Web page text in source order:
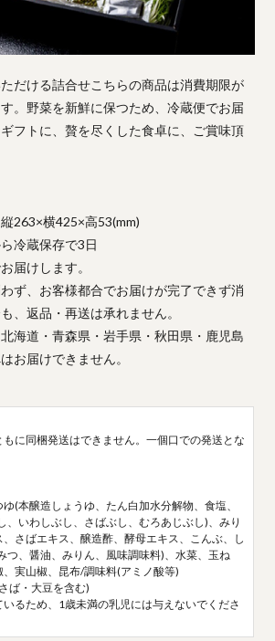
だける詰合せこちらの商品は消費期限が
。野菜を新鮮に保つため、冷蔵便でお届
フトに、贅を尽くした食卓に、ご賞味頂
263×横425×高53(mm)
冷蔵保存で3日
届けします。
ず、お客様都合でお届けが完了できず消
、返品・再送は承れません。
海道・青森県・岩手県・秋田県・鹿児島
お届けできません。
に同梱発送はできません。一個口での発送とな
(本醸造しょうゆ、たん白加水分解物、食塩、
、いわしぶし、さばぶし、むろあじぶし)、みり
さばエキス、醸造酢、酵母エキス、こんぶ、し
つ、醤油、みりん、風味調味料)、水菜、玉ね
、実山椒、昆布/調味料(アミノ酸等)
ば・大豆を含む)
るため、1歳未満の乳児には与えないでくださ